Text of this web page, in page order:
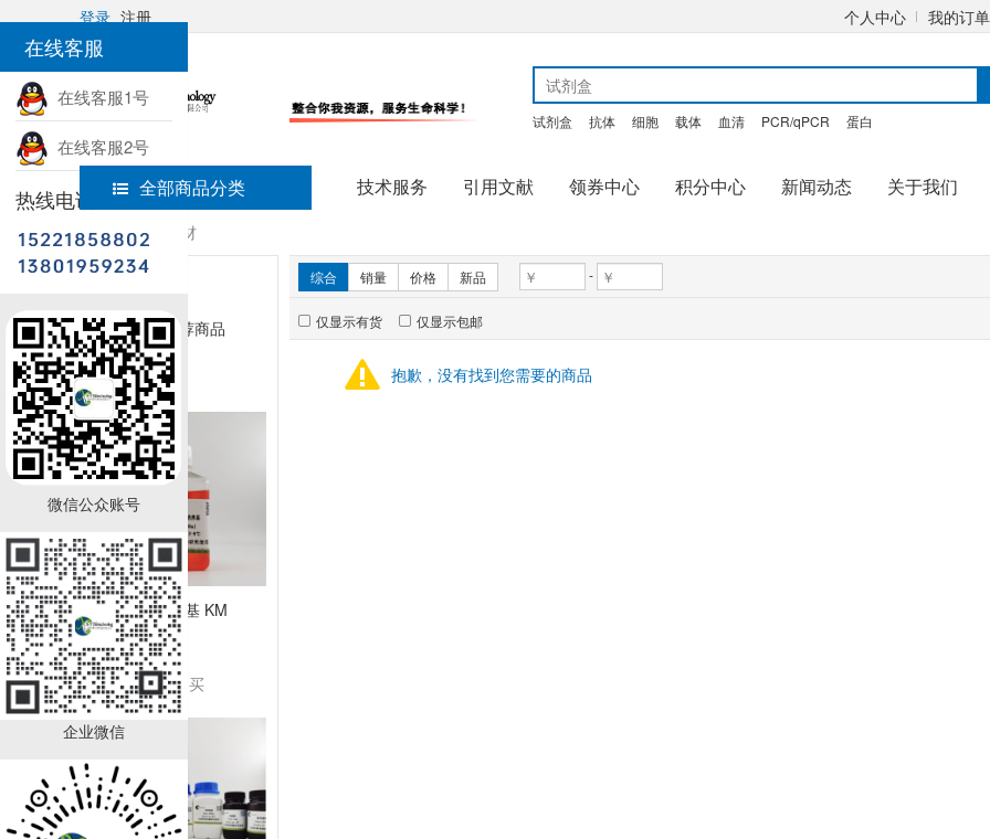
在线客服
在线客服1号
在线客服2号
热线电话
微信公众账号
企业微信
登录 注册 个人中心 我的订单
试剂盒 抗体 细胞 载体 血清 PCR/qPCR 蛋白
全部商品分类 技术服务 引用文献 领券中心 积分中心 新闻动态 关于我们
首页
实验耗材
新品推荐
暂无推荐商品
销量排行
角质细胞培养基 KM
￥2280.00
已有1000 人购买
综合 销量 价格 新品 -
仅显示有货 仅显示包邮
抱歉，没有找到您需要的商品